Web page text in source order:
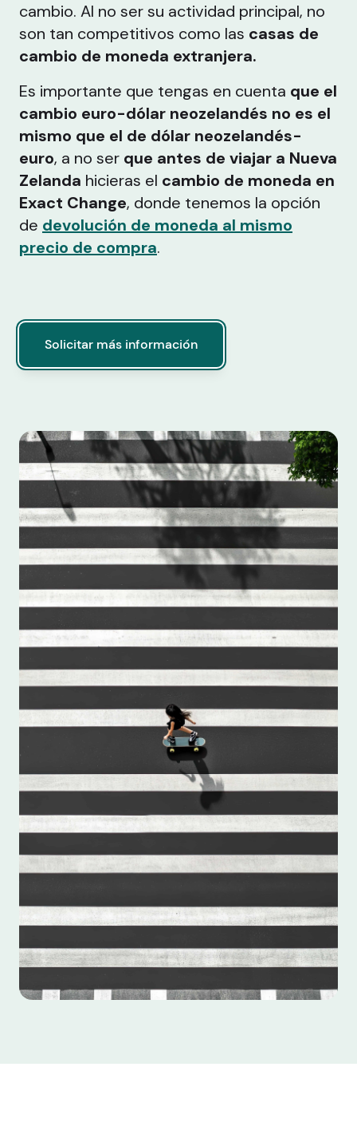
cambio. Al no ser su actividad principal, no
son tan competitivos como las casas de
cambio de moneda extranjera.
Es importante que tengas en cuenta que el
cambio euro-dólar neozelandés no es el
mismo que el de dólar neozelandés-
euro, a no ser que antes de viajar a Nueva
Zelanda hicieras el cambio de moneda en
Exact Change, donde tenemos la opción
de devolución de moneda al mismo
precio de compra.
Solicitar más información
Solicitar más información